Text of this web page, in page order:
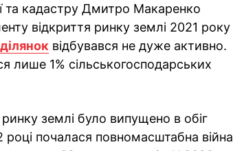
та кадастру Дмитро Макаренко
відкриття ринку землі 2021 року
відбувався не дуже активно.
лише 1% сільськогосподарських
землі було випущено в обіг
почалася повномасштабна війна